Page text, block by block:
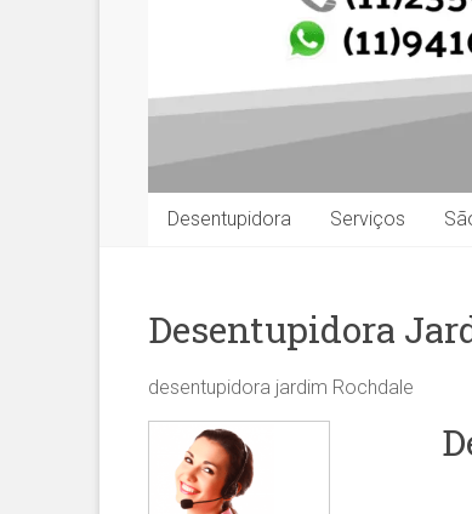
Desentupidora Serviços
Desentupidora
desentupidora jardim Rochdale